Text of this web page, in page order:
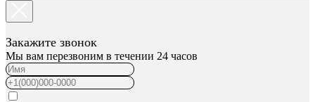
Закажите звонок
Мы вам перезвоним в течении 24 часов